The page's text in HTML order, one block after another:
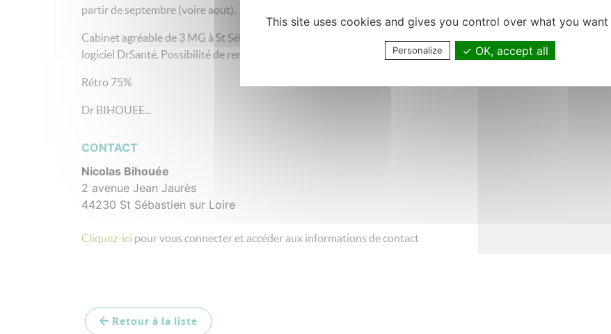
partir de septembre (voire aout).
Cabinet agréable de 3 MG à St Sébastien, secrétariat sur place, agenda Maiia,
logiciel DrSanté. Possibilité de remplacements réguliers.
Rétro 75%
Dr BIHOUEE...
CONTACT
Nicolas Bihouée
2 avenue Jean Jaurès
44230 St Sébastien sur Loire
Cliquez-ici pour vous connecter et accéder aux informations de contact
Retour à la liste
This site uses cookies and gives you control over what you
Personalize OK, accept all